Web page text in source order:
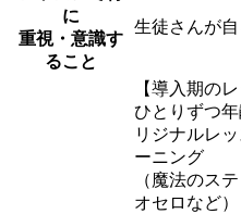
に
重視・意識す
ること
生徒さんが
【導入期の
ひとりずつ
リジナルレ
ーニング
（魔法のス
オセロなど）